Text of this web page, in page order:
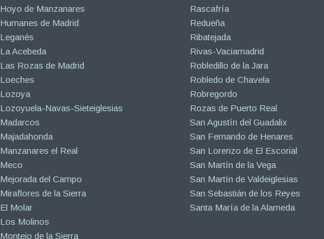
Hoyo de Manzanares
Humanes de Madrid
Leganés
La Acebeda
Las Rozas de Madrid
Loeches
Lozoya
Lozoyuela-Navas-Sieteiglesias
Madarcos
Majadahonda
Manzanares el Real
Meco
Mejorada del Campo
Miraflores de la Sierra
El Molar
Los Molinos
Montejo de la Sierra
Rascafría
Redueña
Ribatejada
Rivas-Vaciamadrid
Robledillo de la Jara
Robledo de Chavela
Robregordo
Rozas de Puerto Real
San Agustín del Guadalix
San Fernando de Henares
San Lorenzo de El Escorial
San Martín de la Vega
San Martín de Valdeiglesias
San Sebastián de los Reyes
Santa María de la Alameda